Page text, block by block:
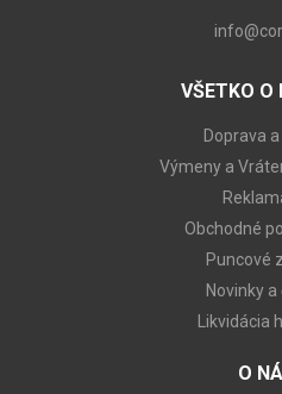
VŠETKO O
Doprava
Výmeny a
Obchodné
Puncové
Novinky a
Likvidácia
O